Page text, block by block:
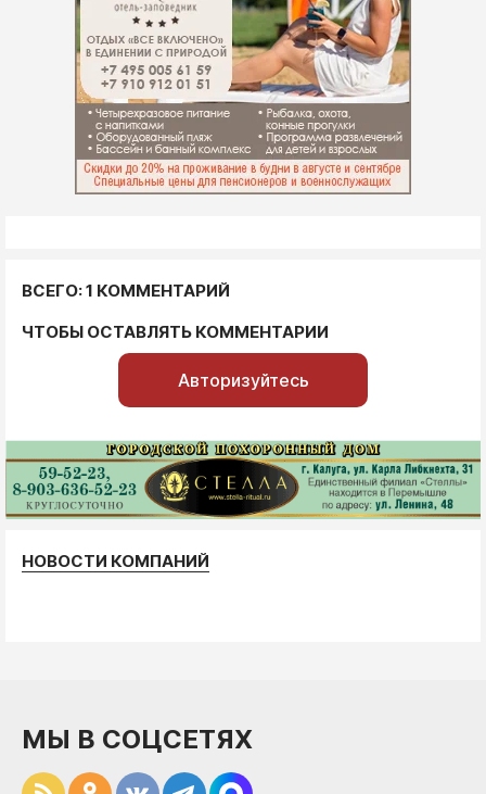
ВСЕГО: 1 КОММЕНТАРИЙ
ЧТОБЫ ОСТАВЛЯТЬ КОММЕНТАРИИ
Авторизуйтесь
НОВОСТИ КОМПАНИЙ
МЫ В СОЦСЕТЯХ